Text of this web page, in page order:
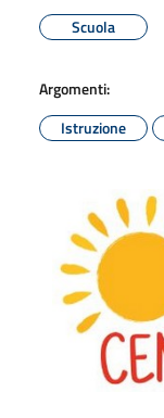
Scuola
Argomenti:
Istruzione